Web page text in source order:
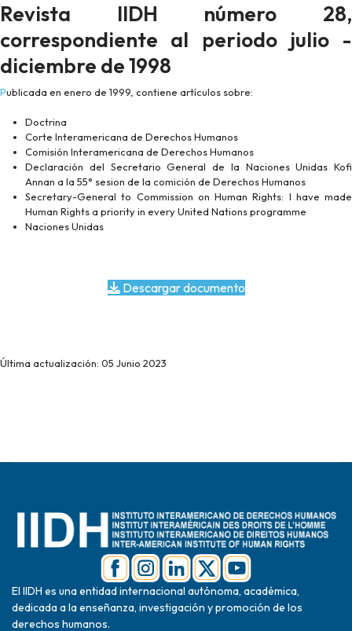
Revista IIDH número 28,
correspondiente al periodo julio -
diciembre de 1998
Publicada en enero de 1999, contiene artículos sobre:
Doctrina
Corte Interamericana de Derechos Humanos
Comisión Interamericana de Derechos Humanos
Declaración del Secretario General de la Naciones Unidas Kofi
Annan a la 55° sesion de la comición de Derechos Humanos
Secretary-General to Commission on Human Rights: I have made
Human Rights a priority in every United Nations programme
Naciones Unidas
Descargar documento
Última actualización: 05 Junio 2023
El IIDH es una entidad internacional autónoma, académica,
dedicada a la enseñanza, investigación y promoción de los
derechos humanos.